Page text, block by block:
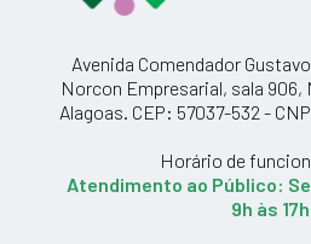
Avenida Comendador
Norcon Empresarial, sala 906,
Alagoas. CEP: 57037-532 -
Horário de
Atendimento ao Público:
9h às 17h